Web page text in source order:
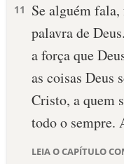
TERMO BÍBLICO JOGOS
LOJA BÍBLIAON
11
Se alguém
palavra de
a força que
as coisas Deus
Cristo, a quem
todo o sempre.
LEIA O CAPÍTULO